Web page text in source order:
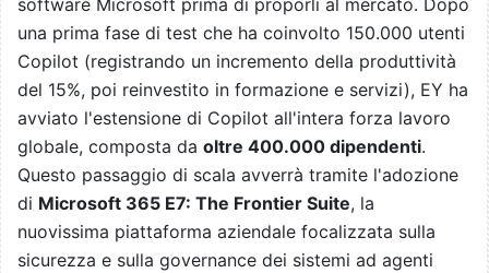
software Microsoft prima di proporli al mercato. Dopo
una prima fase di test che ha coinvolto 150.000 utenti
Copilot (registrando un incremento della produttività
del 15%, poi reinvestito in formazione e servizi), EY ha
avviato l'estensione di Copilot all'intera forza lavoro
globale, composta da oltre 400.000 dipendenti.
Questo passaggio di scala avverrà tramite l'adozione
di Microsoft 365 E7: The Frontier Suite, la
nuovissima piattaforma aziendale focalizzata sulla
sicurezza e sulla governance dei sistemi ad agenti